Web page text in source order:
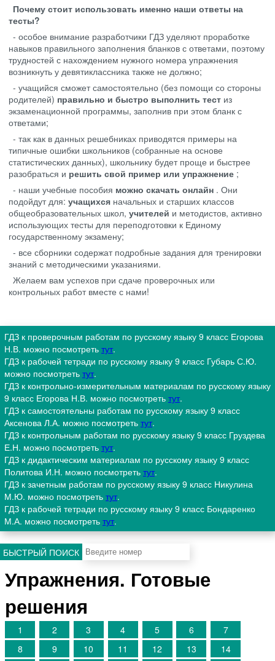
Почему стоит использовать именно наши ответы на
тесты?
- особое внимание разработчики ГДЗ уделяют проработке
навыков правильного заполнения бланков с ответами, поэтому
трудностей с нахождением нужного номера упражнения
возникнуть у девятиклассника также не должно;
- учащийся сможет самостоятельно (без помощи со стороны
родителей) правильно и быстро выполнить тест из
экзаменационной программы, заполнив при этом бланк с
ответами;
- так как в данных решебниках приводятся примеры на
типичные ошибки школьников (собранные на основе
статистических данных), школьнику будет проще и быстрее
разобраться и решить свой пример или упражнение ;
- наши учебные пособия можно скачать онлайн . Они
подойдут для: учащихся начальных и старших классов
общеобразовательных школ, учителей и методистов, активно
использующих тесты для переподготовки к Единому
государственному экзамену;
- все сборники содержат подробные задания для тренировки
знаний с методическими указаниями.
Желаем вам успехов при сдаче проверочных или
контрольных работ вместе с нами!
ГДЗ к проверочным работам по русскому языку 9 класс Егорова
Н.В. можно посмотреть тут.
ГДЗ к рабочей тетради по русскому языку 9 класс Губарь С.Ю.
можно посмотреть тут.
ГДЗ к контрольно-измерительным материалам по русскому языку
9 класс Егорова Н.В. можно посмотреть тут.
ГДЗ к самостоятельны работам по русскому языку 9 класс
Аксенова Л.А. можно посмотреть тут.
ГДЗ к контрольным работам по русскому языку 9 класс Груздева
Е.Н. можно посмотреть тут.
ГДЗ к дидактическим материалам по русскому языку 9 класс
Политова И.Н. можно посмотреть тут.
ГДЗ к зачетным работам по русскому языку 9 класс Никулина
М.Ю. можно посмотреть тут.
ГДЗ к рабочей тетради по русскому языку 9 класс Бондаренко
М.А. можно посмотреть тут.
БЫСТРЫЙ ПОИСК
Упражнения. Готовые
решения
1 2 3 4 5 6
7
8
9 10 11 12 13 14